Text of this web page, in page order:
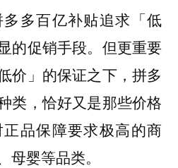
多百亿补贴追求「低
的促销手段。但更重要
价」的保证之下，拼多
类，恰好又是那些价格
品保障要求极高的商
母婴等品类。